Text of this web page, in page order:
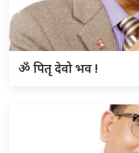
ॐ पितृ देवो भव !